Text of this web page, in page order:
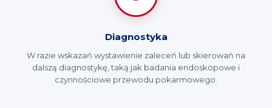
Diagnostyka
W razie wskazań wystawienie zaleceń lub skierowań na
dalszą diagnostykę, taką jak badania endoskopowe i
czynnościowe przewodu pokarmowego.